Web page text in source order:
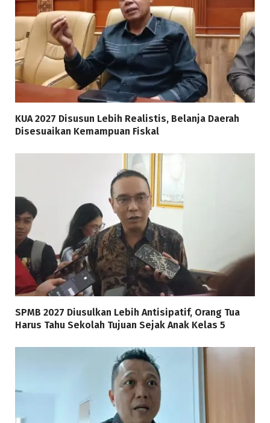
KUA 2027 Disusun Lebih Realistis, Belanja Daerah
Disesuaikan Kemampuan Fiskal
SPMB 2027 Diusulkan Lebih Antisipatif, Orang Tua
Harus Tahu Sekolah Tujuan Sejak Anak Kelas 5